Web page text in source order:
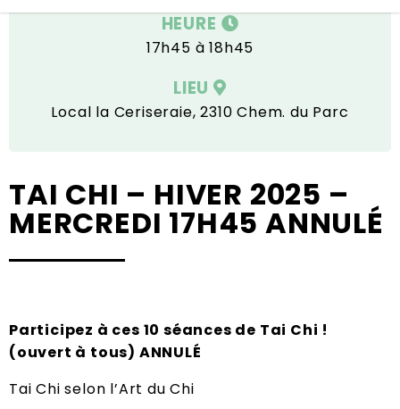
HEURE
17h45 à 18h45
LIEU
Local la Ceriseraie, 2310 Chem. du Parc
TAI CHI – HIVER 2025 –
MERCREDI 17H45 ANNULÉ
Participez à ces 10 séances de Tai Chi !
(ouvert à tous) ANNULÉ
Tai Chi selon l’Art du Chi